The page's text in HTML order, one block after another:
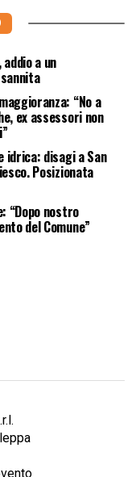
a un
“No a
ex assessori non
idrica: disagi a San
Posizionata
“Dopo nostro
del Comune”